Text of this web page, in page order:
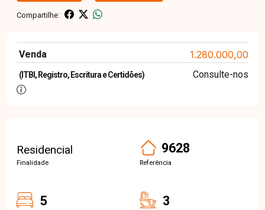
Compartilhe:
Venda 1.280.000,00
(ITBI, Registro, Escritura e Certidões) Consulte-nos
Residencial
Finalidade
9628
Referência
5 3